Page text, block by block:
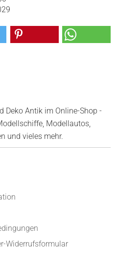
Deko Antik im Online-Shop -
Modellautos,
und vieles mehr.
Widerrufsformular